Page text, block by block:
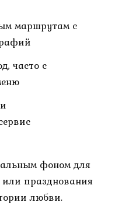
маршрутам с
часто с
фоном для
празднования
любви.